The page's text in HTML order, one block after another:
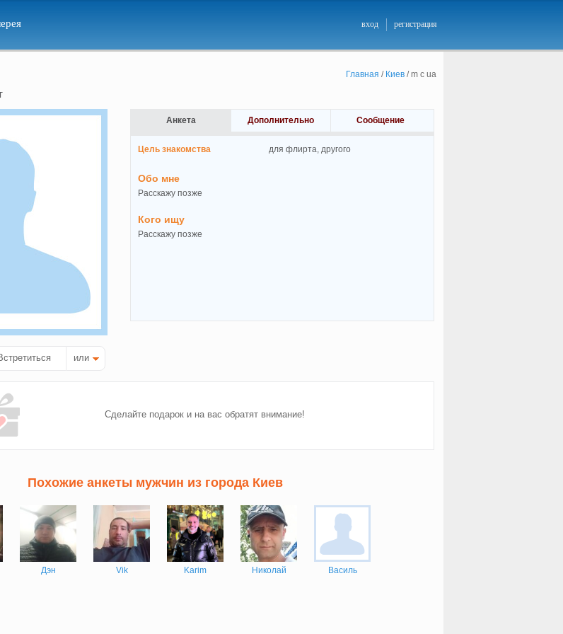
вход регистрация
Главная / Киев/m c ua
или
Анкета Дополнительно Сообщение
Цель знакомства для флирта, другого
Обо мне
Расскажу позже
Кого ищу
Расскажу позже
Сделайте подарок и на вас обратят внимание!
Похожие анкеты мужчин из города Киев
Дэн Vik Karim Николай Василь